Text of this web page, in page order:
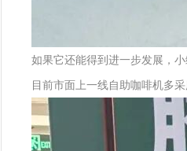
如果它还能得到进一步发展，
目前市面上一线自助咖啡机多